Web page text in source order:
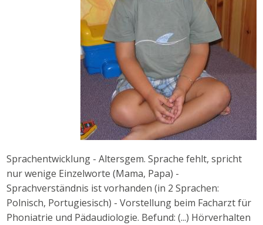
Sprachentwicklung - Altersgem. Sprache fehlt, spricht
nur wenige Einzelworte (Mama, Papa) -
Sprachverständnis ist vorhanden (in 2 Sprachen:
Polnisch, Portugiesisch) - Vorstellung beim Facharzt für
Phoniatrie und Pädaudiologie. Befund: (...) Hörverhalten